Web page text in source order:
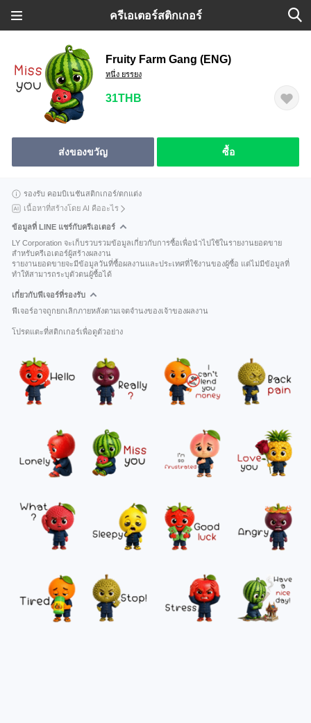
ครีเอเตอร์สติกเกอร์
Fruity Farm Gang (ENG)
หนึ่ง ยรรยง
31THB
ส่งของขวัญ ซื้อ
รองรับ คอมบิเนชันสติกเกอร์/ตกแต่ง
เนื้อหาที่สร้างโดย AI คืออะไร
ข้อมูลที่ LINE แชร์กับครีเอเตอร์
LY Corporation จะเก็บรวบรวมข้อมูลเกี่ยวกับการซื้อเพื่อนำไปใช้ในรายงานยอดขาย
สำหรับครีเอเตอร์ผู้สร้างผลงาน
รายงานยอดขายจะมีข้อมูลวันที่ซื้อผลงานและประเทศที่ใช้งานของผู้ซื้อ แต่ไม่มีข้อมูลที่
ทำให้สามารถระบุตัวตนผู้ซื้อได้
เกี่ยวกับฟีเจอร์ที่รองรับ
ฟีเจอร์อาจถูกยกเลิกภายหลังตามเจตจำนงของเจ้าของผลงาน
โปรดแตะที่สติกเกอร์เพื่อดูตัวอย่าง